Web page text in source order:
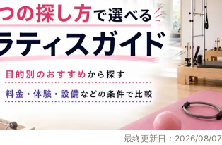
最終更新日：2026/08/07